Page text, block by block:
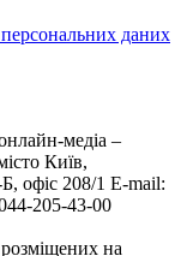
персональних даних
медіа –
Київ,
208/1 E-mail:
205-43-00
на